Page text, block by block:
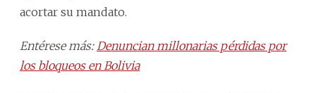
acortar su mandato.
Entérese más: Denuncian millonarias pérdidas por
los bloqueos en Bolivia